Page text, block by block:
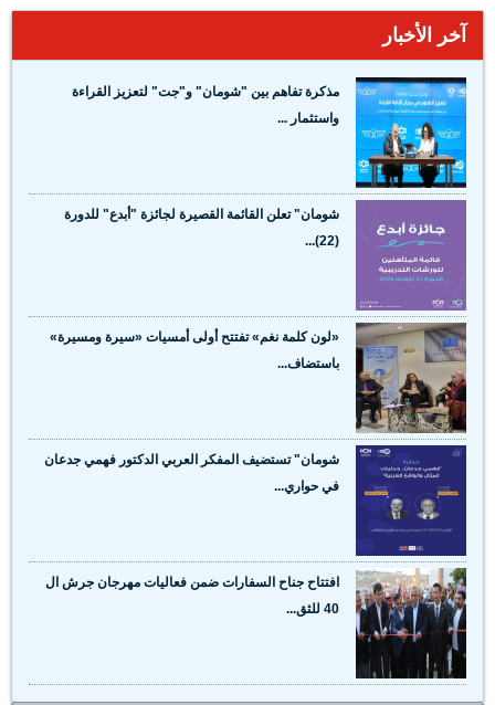
آخر الأخبار
مذكرة تفاهم بين "شومان" و"جت" لتعزيز القراءة
واستثمار ...
شومان" تعلن القائمة القصيرة لجائزة "أبدع" للدورة
(22)...
«لون كلمة نغم» تفتتح أولى أمسيات «سيرة ومسيرة»
باستضاف...
شومان" تستضيف المفكر العربي الدكتور فهمي جدعان
في حواري...
افتتاح جناح السفارات ضمن فعاليات مهرجان جرش ال
40 للثق...